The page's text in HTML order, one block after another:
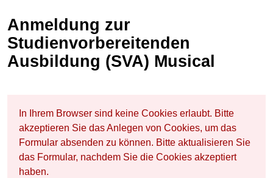
Anmeldung zur
Studienvorbereitenden
Ausbildung (SVA) Musical
In Ihrem Browser sind keine Cookies erlaubt. Bitte
akzeptieren Sie das Anlegen von Cookies, um das
Formular absenden zu können. Bitte aktualisieren Sie
das Formular, nachdem Sie die Cookies akzeptiert
haben.